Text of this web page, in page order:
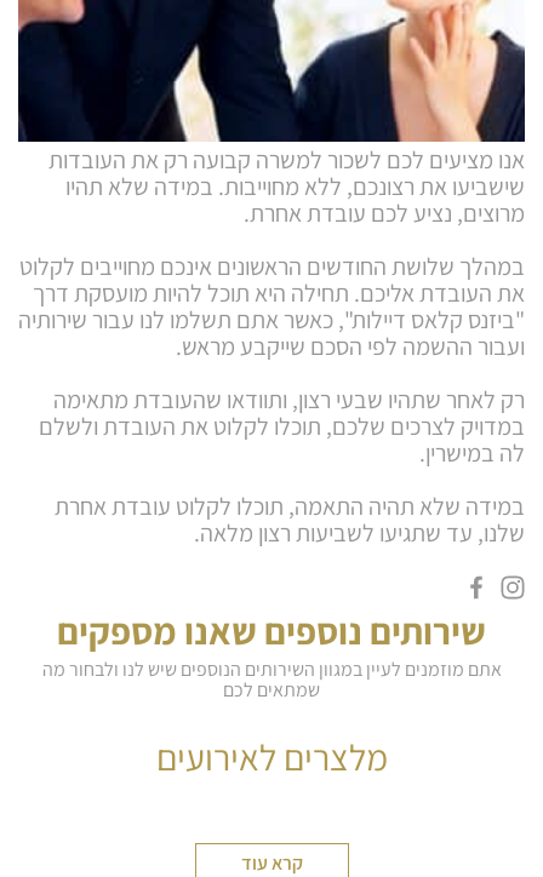
אנו מציעים לכם לשכור למשרה קבועה רק את העובדות
שישביעו את רצונכם, ללא מחוייבות. במידה שלא תהיו
מרוצים, נציע לכם עובדת אחרת.
במהלך שלושת החודשים הראשונים אינכם מחוייבים לקלוט
את העובדת אליכם. תחילה היא תוכל להיות מועסקת דרך
"ביזנס קלאס דיילות", כאשר אתם תשלמו לנו עבור שירותיה
ועבור ההשמה לפי הסכם שייקבע מראש.
רק לאחר שתהיו שבעי רצון, ותוודאו שהעובדת מתאימה
במדויק לצרכים שלכם, תוכלו לקלוט את העובדת ולשלם
לה במישרין.
במידה שלא תהיה התאמה, תוכלו לקלוט עובדת אחרת
שלנו, עד שתגיעו לשביעות רצון מלאה.
שירותים נוספים שאנו מספקים
אתם מוזמנים לעיין במגוון השירותים הנוספים שיש לנו ולבחור מה
שמתאים לכם
מלצרים לאירועים
קרא עוד